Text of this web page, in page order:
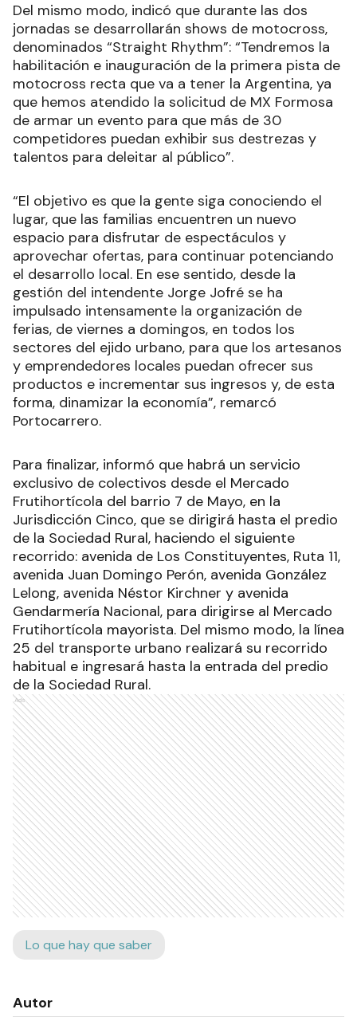
Del mismo modo, indicó que durante las dos
jornadas se desarrollarán shows de motocross,
denominados “Straight Rhythm”: “Tendremos la
habilitación e inauguración de la primera pista de
motocross recta que va a tener la Argentina, ya
que hemos atendido la solicitud de MX Formosa
de armar un evento para que más de 30
competidores puedan exhibir sus destrezas y
talentos para deleitar al público”.
“El objetivo es que la gente siga conociendo el
lugar, que las familias encuentren un nuevo
espacio para disfrutar de espectáculos y
aprovechar ofertas, para continuar potenciando
el desarrollo local. En ese sentido, desde la
gestión del intendente Jorge Jofré se ha
impulsado intensamente la organización de
ferias, de viernes a domingos, en todos los
sectores del ejido urbano, para que los artesanos
y emprendedores locales puedan ofrecer sus
productos e incrementar sus ingresos y, de esta
forma, dinamizar la economía”, remarcó
Portocarrero.
Para finalizar, informó que habrá un servicio
exclusivo de colectivos desde el Mercado
Frutihortícola del barrio 7 de Mayo, en la
Jurisdicción Cinco, que se dirigirá hasta el predio
de la Sociedad Rural, haciendo el siguiente
recorrido: avenida de Los Constituyentes, Ruta 11,
avenida Juan Domingo Perón, avenida González
Lelong, avenida Néstor Kirchner y avenida
Gendarmería Nacional, para dirigirse al Mercado
Frutihortícola mayorista. Del mismo modo, la línea
25 del transporte urbano realizará su recorrido
habitual e ingresará hasta la entrada del predio
de la Sociedad Rural.
Ads
Lo que hay que saber
Autor